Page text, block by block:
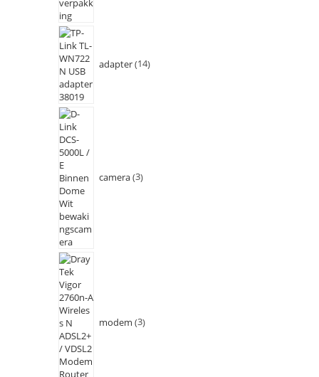
adapter 14
camera 3
modem 3